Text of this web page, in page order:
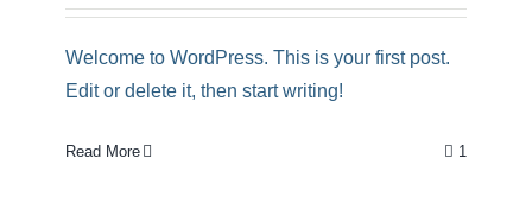
Welcome to WordPress. This is your first post.
Edit or delete it, then start writing!
Read More 1